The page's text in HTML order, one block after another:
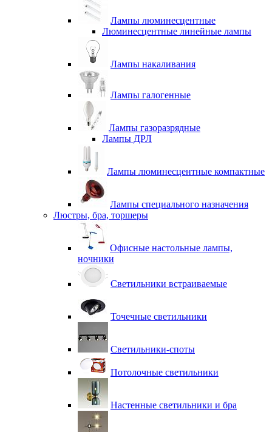
Лампы люминесцентные
Люминесцентные линейные лампы
Лампы накаливания
Лампы галогенные
Лампы газоразрядные
Лампы ДРЛ
Лампы люминесцентные компактные
Лампы специального назначения
Люстры, бра, торшеры
Офисные настольные лампы,
ночники
Светильники встраиваемые
Точечные светильники
Светильники-споты
Потолочные светильники
Настенные светильники и бра